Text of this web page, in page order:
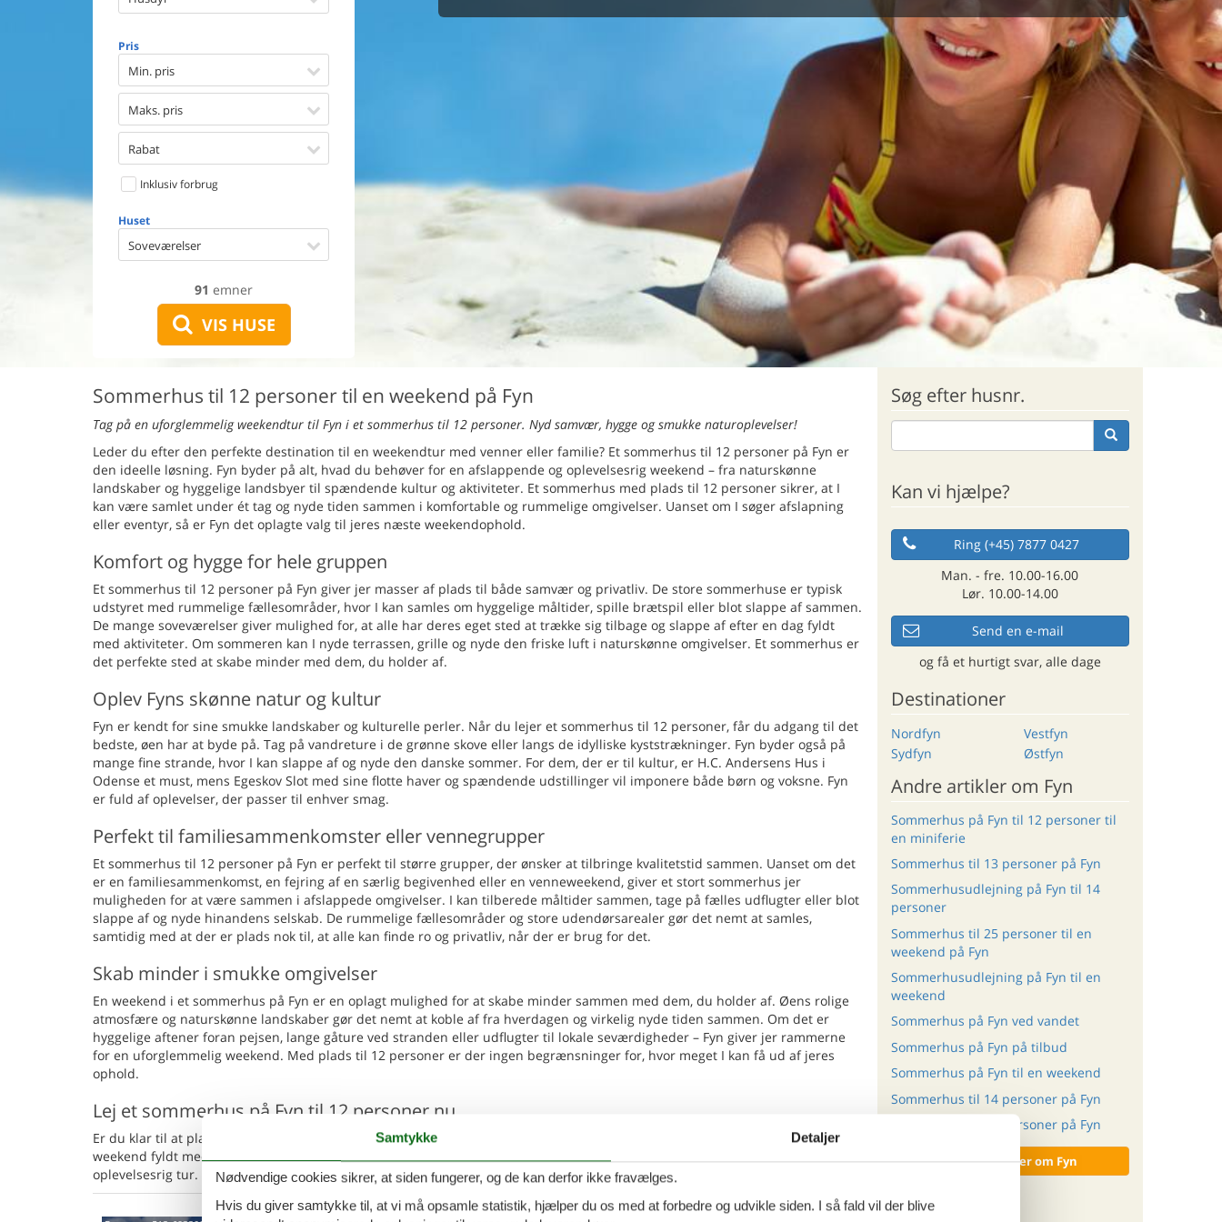
Pris
Min. pris
Maks. pris
Rabat
Inklusiv forbrug
Huset
Soveværelser
91 emner
VIS HUSE
Ladestander til elbil
Sommerhus til 12 personer til en weekend på Fyn
Tag på en uforglemmelig weekendtur til Fyn i et sommerhus til 12 personer. Nyd samvær, hygge og smukke naturoplevelser!
Leder du efter den perfekte destination til en weekendtur med venner eller familie? Et sommerhus til 12 personer på Fyn er
den ideelle løsning. Fyn byder på alt, hvad du behøver for en afslappende og oplevelsesrig weekend – fra naturskønne
landskaber og hyggelige landsbyer til spændende kultur og aktiviteter. Et sommerhus med plads til 12 personer sikrer, at I
kan være samlet under ét tag og nyde tiden sammen i komfortable og rummelige omgivelser. Uanset om I søger afslapning
eller eventyr, så er Fyn det oplagte valg til jeres næste weekendophold.
Komfort og hygge for hele gruppen
Et sommerhus til 12 personer på Fyn giver jer masser af plads til både samvær og privatliv. De store sommerhuse er typisk
udstyret med rummelige fællesområder, hvor I kan samles om hyggelige måltider, spille brætspil eller blot slappe af sammen.
De mange soveværelser giver mulighed for, at alle har deres eget sted at trække sig tilbage og slappe af efter en dag fyldt
med aktiviteter. Om sommeren kan I nyde terrassen, grille og nyde den friske luft i naturskønne omgivelser. Et sommerhus er
det perfekte sted at skabe minder med dem, du holder af.
Oplev Fyns skønne natur og kultur
Fyn er kendt for sine smukke landskaber og kulturelle perler. Når du lejer et sommerhus til 12 personer, får du adgang til det
bedste, øen har at byde på. Tag på vandreture i de grønne skove eller langs de idylliske kyststrækninger. Fyn byder også på
mange fine strande, hvor I kan slappe af og nyde den danske sommer. For dem, der er til kultur, er H.C. Andersens Hus i
Odense et must, mens Egeskov Slot med sine flotte haver og spændende udstillinger vil imponere både børn og voksne. Fyn
er fuld af oplevelser, der passer til enhver smag.
Perfekt til familiesammenkomster eller vennegrupper
Et sommerhus til 12 personer på Fyn er perfekt til større grupper, der ønsker at tilbringe kvalitetstid sammen. Uanset om det
er en familiesammenkomst, en fejring af en særlig begivenhed eller en venneweekend, giver et stort sommerhus jer
muligheden for at være sammen i afslappede omgivelser. I kan tilberede måltider sammen, tage på fælles udflugter eller blot
slappe af og nyde hinandens selskab. De rummelige fællesområder og store udendørsarealer gør det nemt at samles,
samtidig med at der er plads nok til, at alle kan finde ro og privatliv, når der er brug for det.
Skab minder i smukke omgivelser
En weekend i et sommerhus på Fyn er en oplagt mulighed for at skabe minder sammen med dem, du holder af. Øens rolige
atmosfære og naturskønne landskaber gør det nemt at koble af fra hverdagen og virkelig nyde tiden sammen. Om det er
hyggelige aftener foran pejsen, lange gåture ved stranden eller udflugter til lokale seværdigheder – Fyn giver jer rammerne
for en uforglemmelig weekend. Med plads til 12 personer er der ingen begrænsninger for, hvor meget I kan få ud af jeres
ophold.
Lej et sommerhus på Fyn til 12 personer nu
Er du klar til at planlægge den perfekte weekend med venner eller familie? Lej et sommerhus til 12 personer på Fyn og nyd en
weekend fyldt med hygge, sjove aktiviteter og smukke omgivelser. Fyn byder på alt, hvad I behøver for en afslappende og
oplevelsesrig tur.
Søg efter husnr.
Kan vi hjælpe?
Ring (+45) 7877 0427
Man. - fre. 10.00-16.00
Lør. 10.00-14.00
Send en e-mail
og få et hurtigt svar, alle dage
Destinationer
Nordfyn
Sydfyn
Vestfyn
Østfyn
Andre artikler om Fyn
Sommerhus på Fyn til 12 personer til
en miniferie
Sommerhus til 13 personer på Fyn
Sommerhusudlejning på Fyn til 14
personer
Sommerhus til 25 personer til en
weekend på Fyn
Sommerhusudlejning på Fyn til en
weekend
Sommerhus på Fyn ved vandet
Sommerhus på Fyn på tilbud
Sommerhus på Fyn til en weekend
Sommerhus til 14 personer på Fyn
Sommerhus til 15 personer på Fyn
Vis alle artikler om Fyn
Samtykke Detaljer
Nødvendige cookies sikrer, at siden fungerer, og de kan derfor ikke fravælges.
Hvis du giver samtykke til, at vi må opsamle statistik, hjælper du os med at forbedre og udvikle siden. I så fald vil der blive